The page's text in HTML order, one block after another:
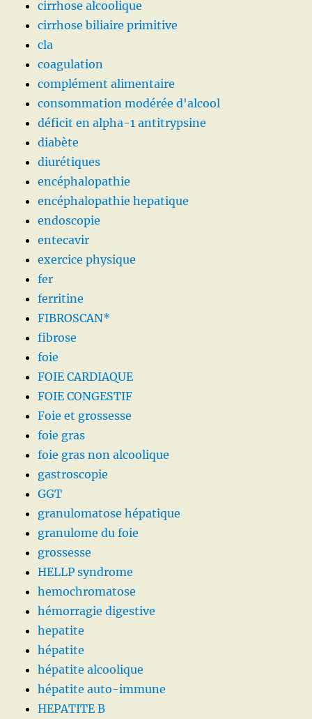
cirrhose alcoolique
cirrhose biliaire primitive
cla
coagulation
complément alimentaire
consommation modérée d'alcool
déficit en alpha-1 antitrypsine
diabète
diurétiques
encéphalopathie
encéphalopathie hepatique
endoscopie
entecavir
exercice physique
fer
ferritine
FIBROSCAN*
fibrose
foie
FOIE CARDIAQUE
FOIE CONGESTIF
Foie et grossesse
foie gras
foie gras non alcoolique
gastroscopie
GGT
granulomatose hépatique
granulome du foie
grossesse
HELLP syndrome
hemochromatose
hémorragie digestive
hepatite
hépatite
hépatite alcoolique
hépatite auto-immune
HEPATITE B